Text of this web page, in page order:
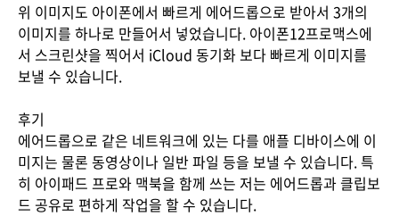
​위 이미지도 아이폰에서 빠르게 에어드롭으로 받아서 3개의
이미지를 하나로 만들어서 넣었습니다. 아이폰12프로맥스에
서 스크린샷을 찍어서 iCloud 동기화 보다 빠르게 이미지를
보낼 수 있습니다.
후기
에어드롭으로 같은 네트워크에 있는 다를 애플 디바이스에 이
미지는 물론 동영상이나 일반 파일 등을 보낼 수 있습니다. 특
히 아이패드 프로와 맥북을 함께 쓰는 저는 에어드롭과 클립보
드 공유로 편하게 작업을 할 수 있습니다.